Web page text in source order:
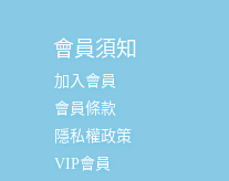
會員須知
加入會員
會員條款
隱私權政策
VIP會員